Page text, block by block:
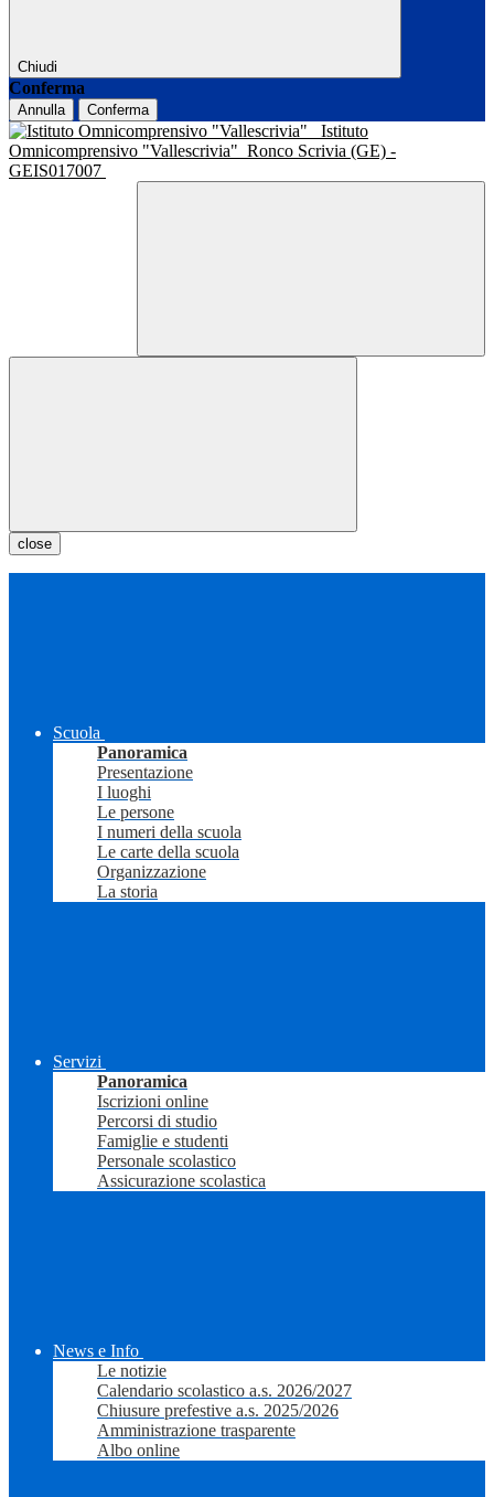
Chiudi
Conferma
Annulla Conferma
Istituto
Omnicomprensivo "Vallescrivia" Ronco Scrivia (GE) -
GEIS017007
close
Scuola
Panoramica
Presentazione
I luoghi
Le persone
I numeri della scuola
Le carte della scuola
Organizzazione
La storia
Servizi
Panoramica
Iscrizioni online
Percorsi di studio
Famiglie e studenti
Personale scolastico
Assicurazione scolastica
News e Info
Le notizie
Calendario scolastico a.s. 2026/2027
Chiusure prefestive a.s. 2025/2026
Amministrazione trasparente
Albo online